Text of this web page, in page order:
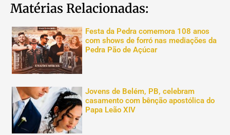
Matérias Relacionadas:
Festa da Pedra comemora 108 anos
com shows de forró nas mediações da
Pedra Pão de Açúcar
Jovens de Belém, PB, celebram
casamento com bênção apostólica do
Papa Leão XIV